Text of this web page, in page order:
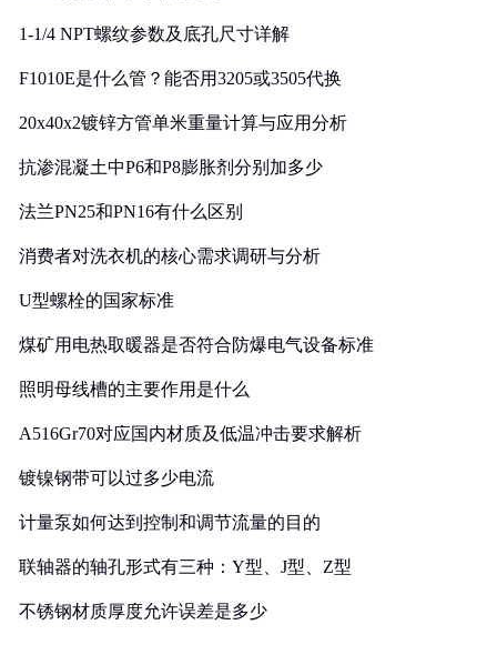
1-1/4 NPT螺纹参数及底孔尺寸详解
F1010E是什么管？能否用3205或3505代换
20x40x2镀锌方管单米重量计算与应用分析
抗渗混凝土中P6和P8膨胀剂分别加多少
法兰PN25和PN16有什么区别
消费者对洗衣机的核心需求调研与分析
U型螺栓的国家标准
煤矿用电热取暖器是否符合防爆电气设备标准
照明母线槽的主要作用是什么
A516Gr70对应国内材质及低温冲击要求解析
镀镍钢带可以过多少电流
计量泵如何达到控制和调节流量的目的
联轴器的轴孔形式有三种：Y型、J型、Z型
不锈钢材质厚度允许误差是多少